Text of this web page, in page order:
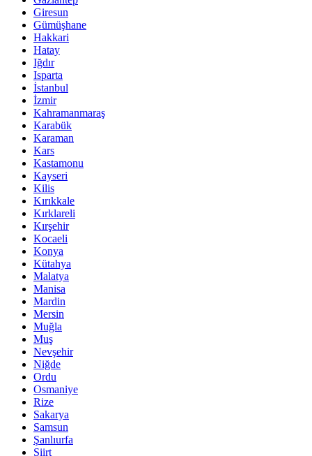
Giresun
Gümüşhane
Hakkari
Hatay
Iğdır
Isparta
İstanbul
İzmir
Kahramanmaraş
Karabük
Karaman
Kars
Kastamonu
Kayseri
Kilis
Kırıkkale
Kırklareli
Kırşehir
Kocaeli
Konya
Kütahya
Malatya
Manisa
Mardin
Mersin
Muğla
Muş
Nevşehir
Niğde
Ordu
Osmaniye
Rize
Sakarya
Samsun
Şanlıurfa
Siirt